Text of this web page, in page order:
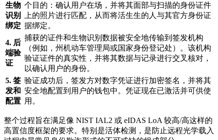
生物
识别
绑定
个目的：确认用户在场，并将其面部与扫描的身份证件
上的照片进行匹配，从而将活生生的人与其官方身份证
据绑定。
4. 后
端验
证
捕获的证件和生物识别数据被安全地传输到签发机构
（例如，州机动车管理局或国家身份登记处）。该机构
验证证件的真实性，并将其数据与记录进行交叉核对，
以确认用户的身份。
5. 签
发和
配置
验证成功后，签发方对数字凭证进行加密签名，并将其
安全地配置到用户的钱包中。凭证现在已激活并可供使
用。
整个过程旨在满足像 NIST IAL2 或 eIDAS LoA 较高/高这样的
高置信度框架的要求。特别是活体检测，是防止远程光学载入